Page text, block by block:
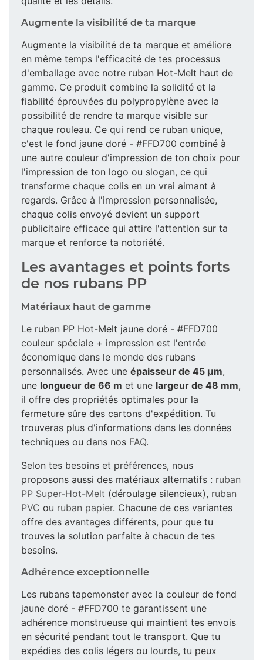
Augmente la visibilité de ta marque
Augmente la visibilité de ta marque et améliore
en même temps l'efficacité de tes processus
d'emballage avec notre ruban Hot-Melt haut de
gamme. Ce produit combine la solidité et la
fiabilité éprouvées du polypropylène avec la
possibilité de rendre ta marque visible sur
chaque rouleau. Ce qui rend ce ruban unique,
c'est le fond jaune doré - #FFD700 combiné à
une autre couleur d'impression de ton choix pour
l'impression de ton logo ou slogan, ce qui
transforme chaque colis en un vrai aimant à
regards. Grâce à l'impression personnalisée,
chaque colis envoyé devient un support
publicitaire efficace qui attire l'attention sur ta
marque et renforce ta notoriété.
Les avantages et points forts
de nos rubans PP
Matériaux haut de gamme
Le ruban PP Hot-Melt jaune doré - #FFD700
couleur spéciale + impression est l'entrée
économique dans le monde des rubans
personnalisés. Avec une épaisseur de 45 µm,
une longueur de 66 m et une largeur de 48 mm,
il offre des propriétés optimales pour la
fermeture sûre des cartons d'expédition. Tu
trouveras plus d'informations dans les données
techniques ou dans nos FAQ.
Selon tes besoins et préférences, nous
proposons aussi des matériaux alternatifs : ruban
PP Super-Hot-Melt (déroulage silencieux), ruban
PVC ou ruban papier. Chacune de ces variantes
offre des avantages différents, pour que tu
trouves la solution parfaite à chacun de tes
besoins.
Adhérence exceptionnelle
Les rubans tapemonster avec la couleur de fond
jaune doré - #FFD700 te garantissent une
adhérence monstrueuse qui maintient tes envois
en sécurité pendant tout le transport. Que tu
expédies des colis légers ou lourds, tu peux